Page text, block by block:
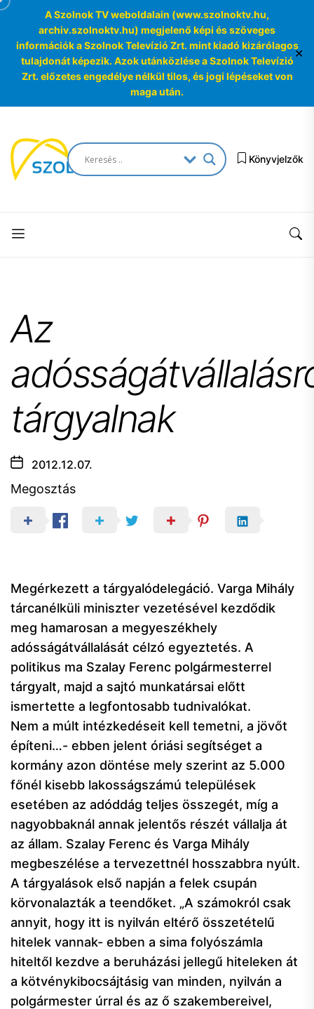
A Szolnok TV weboldalain (www.szolnoktv.hu,
archiv.szolnoktv.hu) megjelenő képi és szöveges
információk a Szolnok Televízió Zrt. mint kiadó kizárólagos
tulajdonát képezik. Azok utánközlése a Szolnok Televízió
Zrt. előzetes engedélye nélkül tilos, és jogi lépéseket von
maga után.
✕
the
content
SzolnokTV
Archívum
Archívum
Könyvjelzők
Az
tárgyalnak
2012.12.07.
Megosztás
Megérkezett a tárgyalódelegáció. Varga Mihály
tárcanélküli miniszter vezetésével kezdődik
meg hamarosan a megyeszékhely
adósságátvállalását célzó egyeztetés. A
politikus ma Szalay Ferenc polgármesterrel
tárgyalt, majd a sajtó munkatársai előtt
ismertette a legfontosabb tudnivalókat.
Nem a múlt intézkedéseit kell temetni, a jövőt
építeni…- ebben jelent óriási segítséget a
kormány azon döntése mely szerint az 5.000
főnél kisebb lakosságszámú települések
esetében az adóddág teljes összegét, míg a
nagyobbaknál annak jelentős részét vállalja át
az állam. Szalay Ferenc és Varga Mihály
megbeszélése a tervezettnél hosszabbra nyúlt.
A tárgyalások első napján a felek csupán
körvonalazták a teendőket. „A számokról csak
annyit, hogy itt is nyilván eltérő összetételű
hitelek vannak- ebben a sima folyószámla
hiteltől kezdve a beruházási jellegű hiteleken át
a kötvénykibocsájtásig van minden, nyilván a
polgármester úrral és az ő szakembereivel,